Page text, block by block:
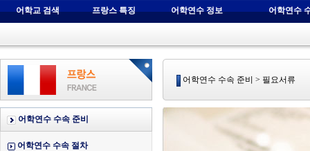
어학교 검색 프랑스 특징 어학연수 정보 어학연수
어학연수 수속 준비
어학연수 수속 절차
어학연수 수속 준비 > 필요서류